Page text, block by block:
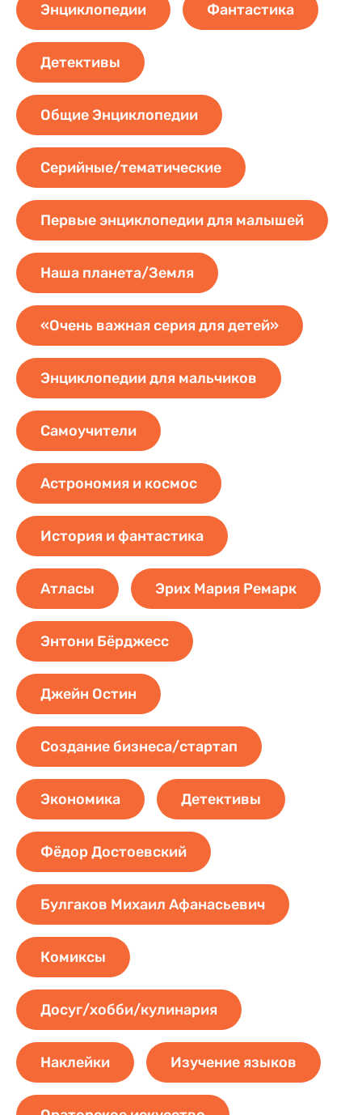
Энциклопедии Фантастика
Детективы
Общие Энциклопедии
Серийные/тематические
Первые энциклопедии для малышей
Наша планета/Земля
«Очень важная серия для детей»
Энциклопедии для мальчиков
Самоучители
Астрономия и космос
История и фантастика
Атласы Эрих Мария Ремaрк
Энтони Бёрджесс
Джейн Остин
Создание бизнеса/стартап
Экономика Детективы
Фёдор Достоевский
Булгаков Михаил Афанасьевич
Комиксы
Досуг/хобби/кулинария
Наклейки Изучение языков